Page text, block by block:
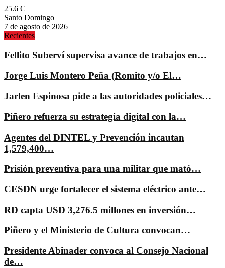
25.6 C
Santo Domingo
7 de agosto de 2026
Recientes
Fellito Suberví supervisa avance de trabajos en…
Jorge Luis Montero Peña (Romito y/o El…
Jarlen Espinosa pide a las autoridades policiales…
Piñero refuerza su estrategia digital con la…
Agentes del DINTEL y Prevención incautan
1,579,400…
Prisión preventiva para una militar que mató…
CESDN urge fortalecer el sistema eléctrico ante…
RD capta USD 3,276.5 millones en inversión…
Piñero y el Ministerio de Cultura convocan…
Presidente Abinader convoca al Consejo Nacional
de…